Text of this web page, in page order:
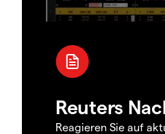
Reuters
Reagieren Sie auf